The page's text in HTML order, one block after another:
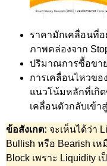
ราคามักเคลื่อนที่อ
ภาพคล่องจาก
ปริมาณการซื้อขา
การเคลื่อนไหวข
แนวโน้มหลักที่เกิ
เคลื่อนตัวกลับเข้า
ข้อสังเกต: จะเห็นได้ว่า
Bullish หรือ Bearish เ
Block เพราะ Liquidity